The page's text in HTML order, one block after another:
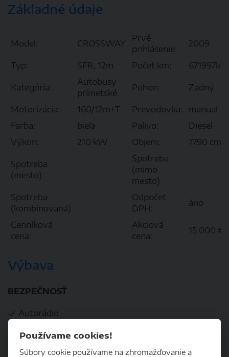
Základné údaje
Model: CROSSWAY
Prvé
prihlásenie:
2009
Typ: SFR, 12m Počet km: 671997km
Kategória:
Autobusy
prímetské
Pohon: Zadný
Motorizácia: 160/12m+T Prevodovka:
manual
Farba:
biela Palivo:
Diesel
Výkon:
210 kW Objem: 7790 cm
Spotreba
(mesto)
Spotreba
(mimo
mesto)
Spotreba
(kombinovaná)
Odpočet
DPH:
áno
Cenníková
cena:
Akciová
cena:
15 000 €
Výbava
BEZPEČNOSŤ
Autorádio
Používame cookies!
Súbory cookie používame na zhromažďovanie a